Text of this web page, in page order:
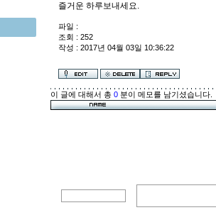
즐거운 하루보내세요.
파일 :
조회 : 252
작성 : 2017년 04월 03일 10:36:22
이 글에 대해서 총 0 분이 메모를 남기셨습니다.